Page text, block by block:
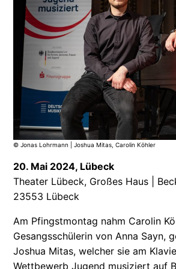
© Jonas Lohrmann | Joshua Mitas, Carolin Köhler
20. Mai 2024, Lübeck
Theater Lübeck, Großes Haus |
23553 Lübeck
Am Pfingstmontag nahm Carolin
Gesangsschülerin von Anna Sayn,
Joshua Mitas, welcher sie am
Wettbewerb Jugend musiziert auf